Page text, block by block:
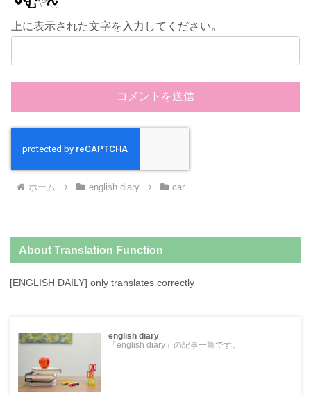
上に表示された文字を入力してください。
ホーム english diary car
About Translation Function
[ENGLISH DAILY] only translates correctly
english diary
「english diary」の記事一覧です。